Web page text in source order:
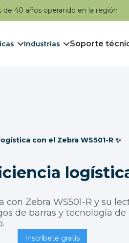
de 40 años operando en la región
Industrias Soporte
con el Zebra WS501-R ✨
Zebra WS501-R y su
de barras y tecnología
Inscríbete gratis